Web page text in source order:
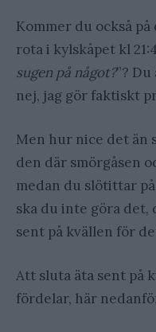
Kommer du också
rota i kylskåpet kl
sugen på något?”?
nej, jag gör faktiskt
Men hur nice det än
den där smörgåsen
medan du slötittar
ska du inte göra
sent på kvällen för
Att sluta äta sent på
fördelar, här